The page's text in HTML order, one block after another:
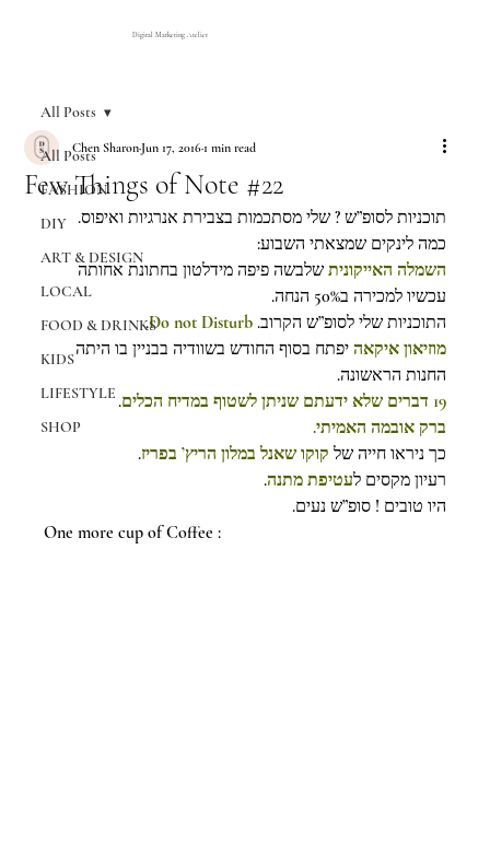
Digital Marketing Atelier
All Posts
FASHION
DIY
ART & DESIGN
LOCAL
FOOD & DRINKS
KIDS
LIFESTYLE
SHOP
All Posts
Few Things of Note #22
Chen SharonJun 17, 20161 min read
תוכניות לסופ”ש ? שלי מסתכמות בצבירת אנרגיות ואיפוס.
כמה לינקים שמצאתי השבוע:
השמלה האייקונית שלבשה פיפה מידלטון בחתונת אחותה
עכשיו למכירה ב50% הנחה.
התוכניות שלי לסופ”ש הקרוב. Do not Disturb
.
מוזיאון איקאה יפתח בסוף החודש בשוודיה בבניין בו היתה
החנות הראשונה.
19 דברים שלא ידעתם שניתן לשטוף במדיח הכלים
.
ברק אובמה האמיתי.
כך ניראו חייה של קוקו שאנל במלון הריץ’ בפריז.
רעיון מקסים לעטיפת מתנה.
היו טובים ! סופ”ש נעים.
One more cup of Coffee :